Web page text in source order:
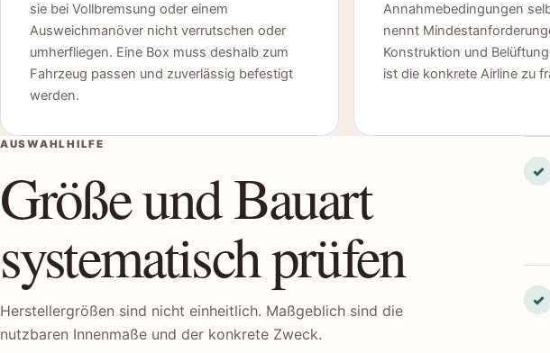
sie bei Vollbremsung oder einem
Ausweichmanöver nicht verrutschen oder
umherfliegen. Eine Box muss deshalb zum
Fahrzeug passen und zuverlässig befestigt
werden.
Annahmebedingungen
nennt
Konstruktion und
ist die konkrete Airline zu
AUSWAHLHILFE
Größe und Bauart
systematisch prüfen
Herstellergrößen sind nicht einheitlich. Maßgeblich sind die
nutzbaren Innenmaße und der konkrete Zweck.
✓
✓